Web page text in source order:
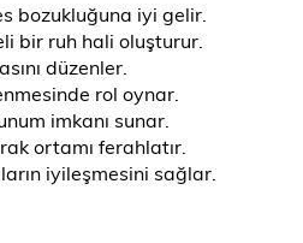
bozukluğuna iyi gelir.
bir ruh hali oluşturur.
düzenler.
rol oynar.
imkanı sunar.
ortamı ferahlatır.
iyileşmesini sağlar.